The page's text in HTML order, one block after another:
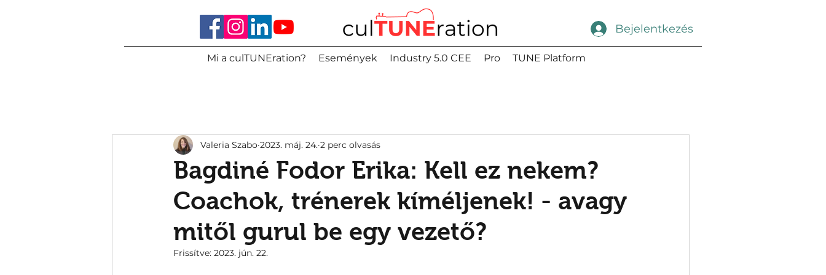
Bejelentkezés
Mi a culTUNEration? Események Industry 5.0 CEE Pro TUNE Platform
Bagdiné Fodor Erika: Kell ez nekem?
Coachok, trénerek kíméljenek! - avagy
mitől gurul be egy vezető?
Valeria Szabo 2023. máj. 24. 2 perc olvasás
Frissítve: 2023. jún. 22.